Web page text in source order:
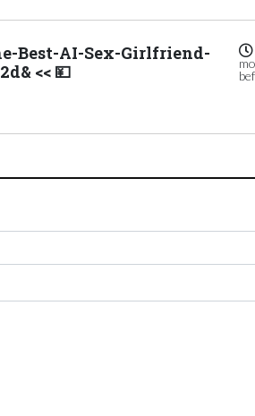
Best-AI-Sex-Girlfriend-
<< 💴